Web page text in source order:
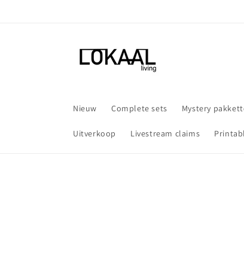
Nieuw Complete sets Mystery
Uitverkoop Livestream claims